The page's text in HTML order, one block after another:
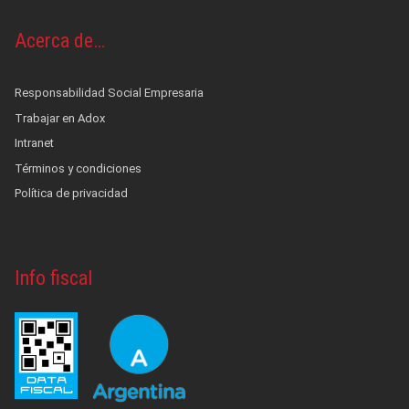
Acerca de…
Responsabilidad Social Empresaria
Trabajar en Adox
Intranet
Términos y condiciones
Política de privacidad
Info fiscal